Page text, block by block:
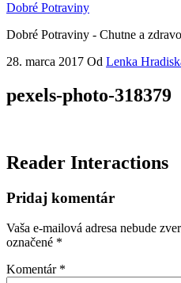
Dobré Potraviny
Dobré Potraviny - Chutne a
28. marca 2017 Od Lenka
pexels-photo-318379
Reader Interactions
Pridaj komentár
Vaša e-mailová adresa nebude
označené *
Komentár *